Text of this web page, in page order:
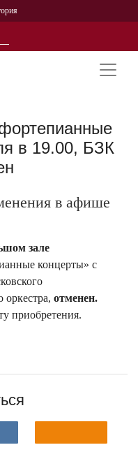
Персоналии
История
в 19.00, БЗК
в афише
зале
концерты» с
оркестра, отменен.
приобретения.